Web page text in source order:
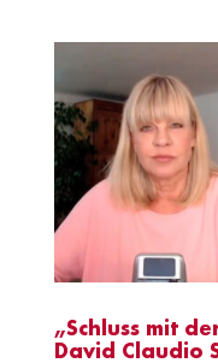
„Schluss mit
David Claudio